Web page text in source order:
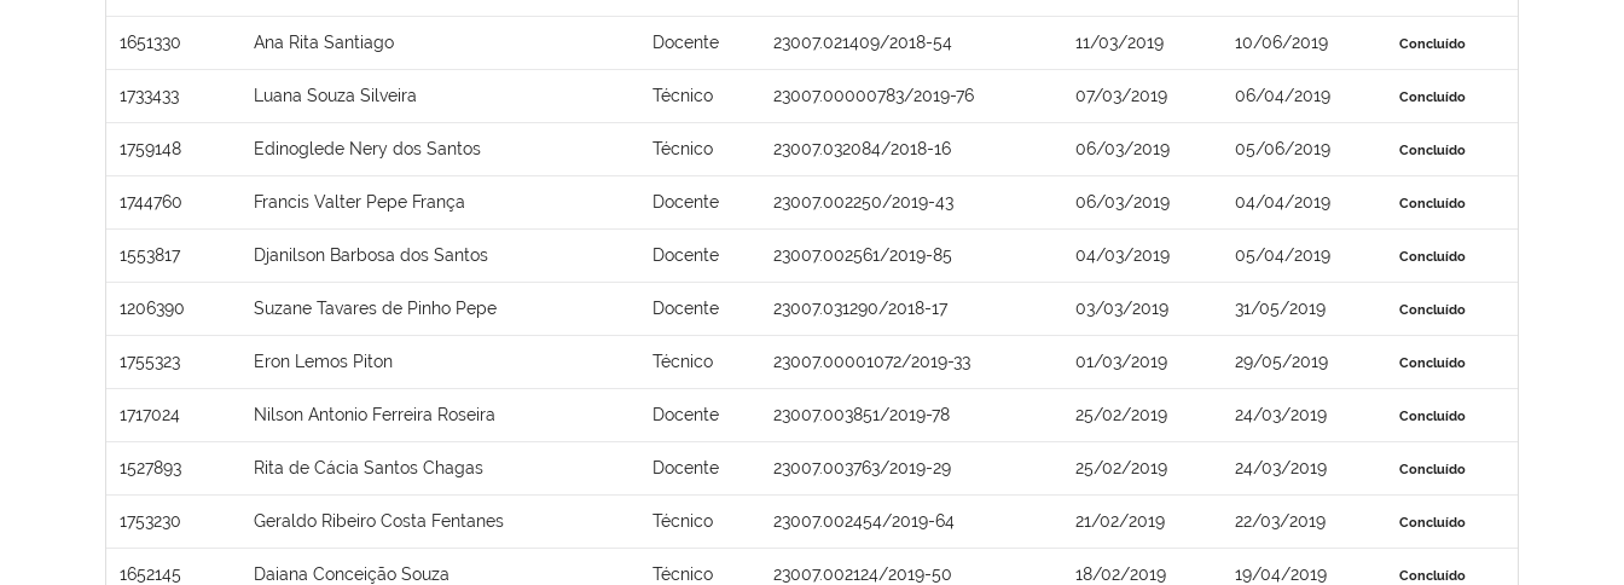
1651330 Ana Rita Santiago Docente 23007.021409/2018-54 11/03/2019 10/06/2019 Concluído
1733433 Luana Souza Silveira Técnico 23007.00000783/2019-76 07/03/2019 06/04/2019 Concluído
1759148 Edinoglede Nery dos Santos Técnico 23007.032084/2018-16 06/03/2019 05/06/2019 Concluído
1744760 Francis Valter Pepe França Docente 23007.002250/2019-43 06/03/2019 04/04/2019 Concluído
1553817 Djanilson Barbosa dos Santos Docente 23007.002561/2019-85 04/03/2019 05/04/2019 Concluído
1206390 Suzane Tavares de Pinho Pepe Docente 23007.031290/2018-17 03/03/2019 31/05/2019 Concluído
1755323 Eron Lemos Piton Técnico 23007.00001072/2019-33 01/03/2019 29/05/2019 Concluído
1717024 Nilson Antonio Ferreira Roseira Docente 23007.003851/2019-78 25/02/2019 24/03/2019 Concluído
1527893 Rita de Cácia Santos Chagas Docente 23007.003763/2019-29 25/02/2019 24/03/2019 Concluído
1753230 Geraldo Ribeiro Costa Fentanes Técnico 23007.002454/2019-64 21/02/2019 22/03/2019 Concluído
1652145 Daiana Conceição Souza Técnico 23007.002124/2019-50 18/02/2019 19/04/2019 Concluído